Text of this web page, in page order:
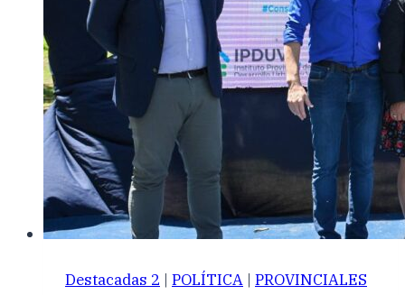
Destacadas 2 | POLÍTICA | PROVINCIALES